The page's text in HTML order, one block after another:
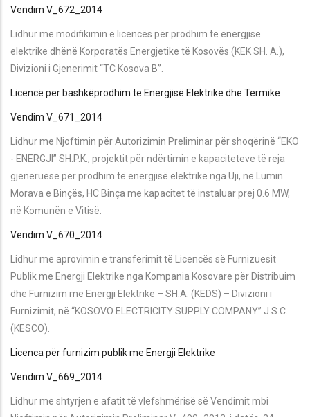
Vendim V_672_2014
Lidhur me modifikimin e licencës për prodhim të energjisë
elektrike dhënë Korporatës Energjetike të Kosovës (KEK SH. A.),
Divizioni i Gjenerimit “TC Kosova B”.
Licencë për bashkëprodhim të Energjisë Elektrike dhe Termike
Vendim V_671_2014
Lidhur me Njoftimin për Autorizimin Preliminar për shoqërinë “EKO
- ENERGJI” SH.P.K., projektit për ndërtimin e kapaciteteve të reja
gjeneruese për prodhim të energjisë elektrike nga Uji, në Lumin
Morava e Binçës, HC Binça me kapacitet të instaluar prej 0.6 MW,
në Komunën e Vitisë.
Vendim V_670_2014
Lidhur me aprovimin e transferimit të Licencës së Furnizuesit
Publik me Energji Elektrike nga Kompania Kosovare për Distribuim
dhe Furnizim me Energji Elektrike – SH.A. (KEDS) – Divizioni i
Furnizimit, në “KOSOVO ELECTRICITY SUPPLY COMPANY” J.S.C.
(KESCO).
Licenca për furnizim publik me Energji Elektrike
Vendim V_669_2014
Lidhur me shtyrjen e afatit të vlefshmërisë së Vendimit mbi